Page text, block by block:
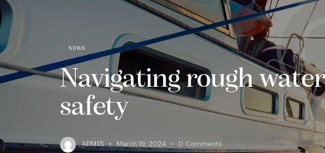
NEWS
Navigating rough
safety
ADMIN March 19, 2024 0 Comments